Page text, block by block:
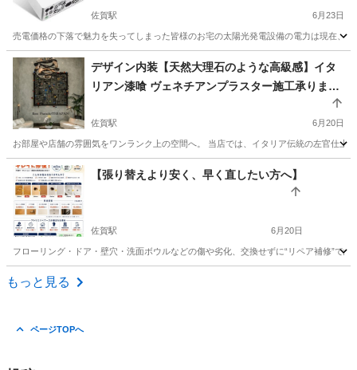
佐賀駅 6月23日
売電価格の下落で魅力を失ってしまった皆様のお宅の太陽光発電設備の電力は現在、
佐賀 佐賀市 佐賀駅 電気工事 福岡 福岡市 博多駅
電気工事 バッテリー
デザイン内装【天然大理石のような高級感】イタ
リアン漆喰 ヴェネチアンプラスター施工承りま
佐賀駅 6月20日
お部屋や店舗の雰囲気をワンランク上の空間へ。 当店では、イタリア伝統の左官仕
佐賀 佐賀市 佐賀駅 その他 無料
【張り替えより安く、早く直したい方へ】
佐賀駅 6月20日
フローリング・ドア・壁穴・洗面ボウルなどの傷や劣化、交換せずに“リペア補修”で
佐賀 佐賀市
もっと見る
ページTOPへ